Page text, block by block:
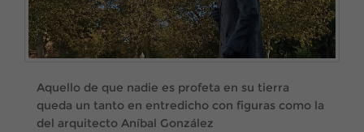
Aquello de que nadie es profeta en su tierra
queda un tanto en entredicho con figuras como la
del arquitecto Aníbal González